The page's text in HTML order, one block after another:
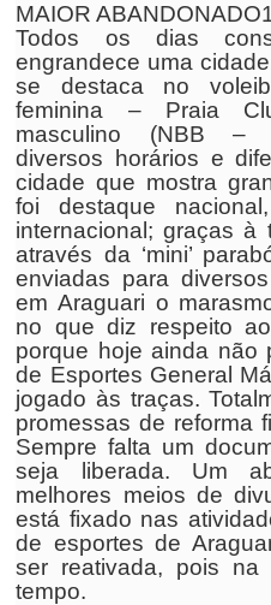
MAIOR
Todos os dias
engrandece uma
se destaca no
feminina – Praia
masculino (NBB –
diversos horários e
cidade que mostra
foi destaque
internacional; graças à
através da ‘mini’
enviadas para
em Araguari o
no que diz respeito
porque hoje ainda não
de Esportes General
jogado às traças.
promessas de reforma
Sempre falta um
seja liberada. Um
melhores meios de
está fixado nas
de esportes de
ser reativada, pois
tempo.